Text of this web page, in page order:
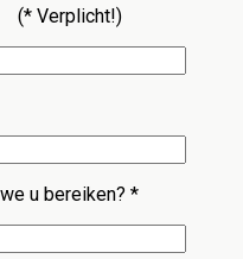
u bereiken? *